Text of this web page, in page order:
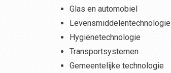
Glas en automobiel
Levensmiddelentechnologie
Hygiënetechnologie
Transportsystemen
Gemeentelijke technologie